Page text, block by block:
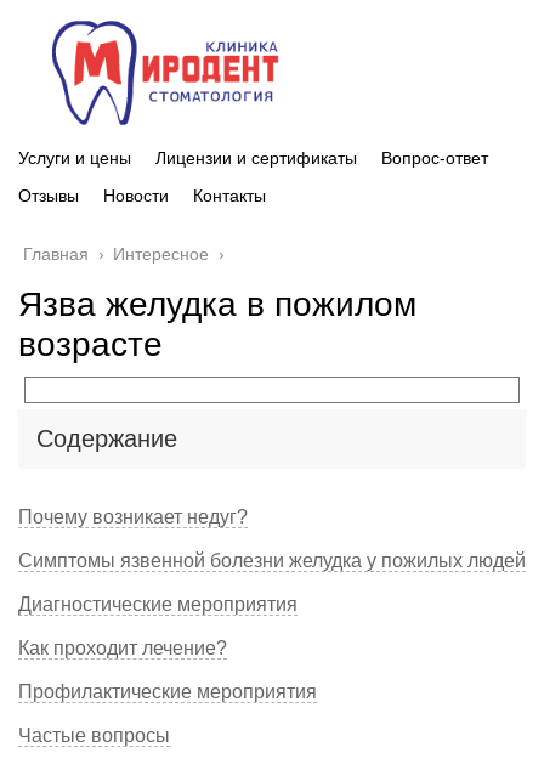
Услуги и цены Лицензии и сертификаты
Вопрос-ответ
Отзывы
Новости Контакты
Главная › Интересное ›
Язва желудка в пожилом
возрасте
Содержание
Почему возникает недуг?
Симптомы язвенной болезни желудка у пожилых людей
Диагностические мероприятия
Как проходит лечение?
Профилактические мероприятия
Частые вопросы